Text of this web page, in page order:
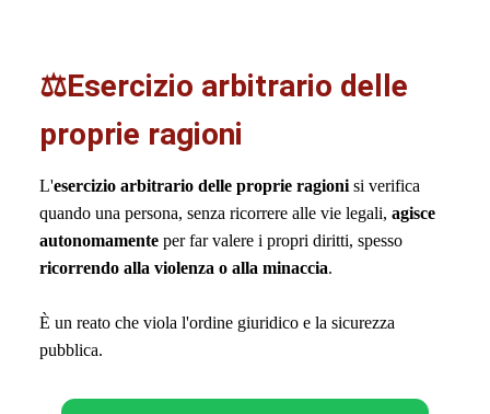
⚖️Esercizio arbitrario delle
proprie ragioni
L'esercizio arbitrario delle proprie ragioni si verifica
quando una persona, senza ricorrere alle vie legali, agisce
autonomamente per far valere i propri diritti, spesso
ricorrendo alla violenza o alla minaccia.
È un reato che viola l'ordine giuridico e la sicurezza
pubblica.